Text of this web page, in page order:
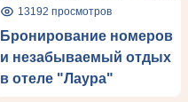
13192 просмотров
Бронирование номеров
и незабываемый отдых
в отеле "Лаура"